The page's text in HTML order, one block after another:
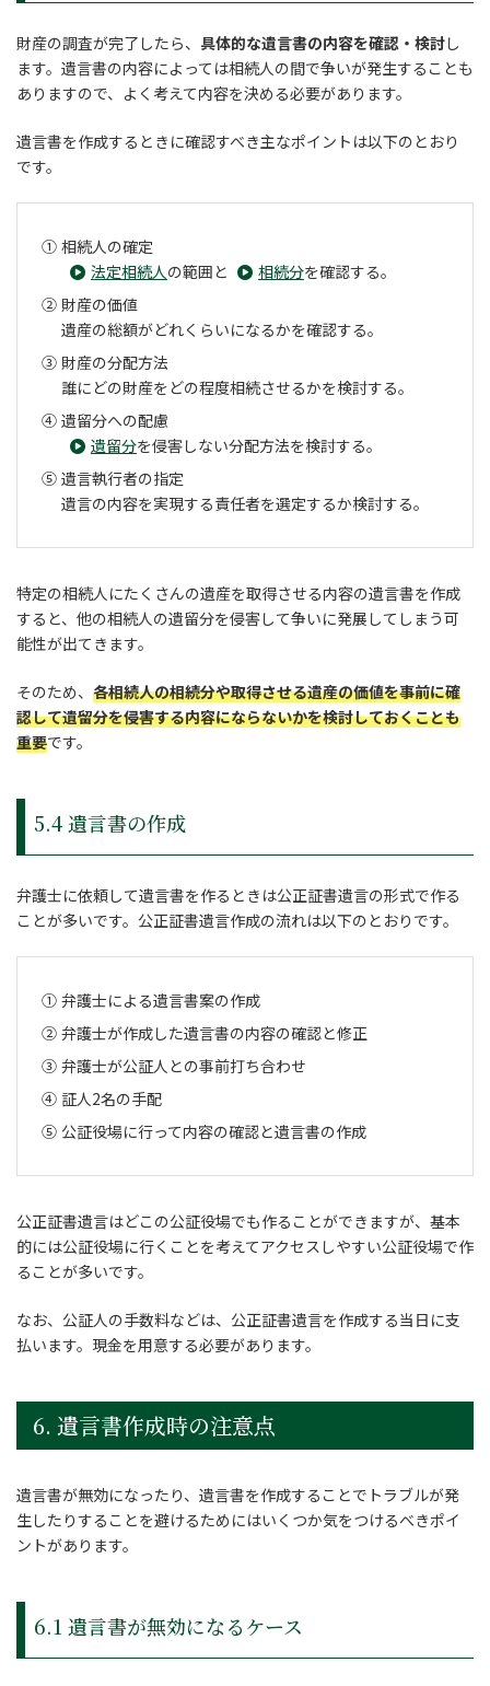
財産の調査が完了したら、 具体的な遺言書の内容を確認・検討し
ます。遺言書の内容によっては相続人の間で争いが発生することも
ありますので、よく考えて内容を決める必要があります。
遺言書を作成するときに確認すべき主なポイントは以下のとおり
です。
相続人の確定
法定相続人の範囲と 相続分を確認する。
財産の価値
遺産の総額がどれくらいになるかを確認する。
財産の分配方法
誰にどの財産をどの程度相続させるかを検討する。
遺留分への配慮
遺留分を侵害しない分配方法を検討する。
遺言執行者の指定
遺言の内容を実現する責任者を選定するか検討する。
特定の相続人にたくさんの遺産を取得させる内容の遺言書を作成
すると、他の相続人の遺留分を侵害して争いに発展してしまう可
能性が出てきます。
そのため、 各相続人の相続分や取得させる遺産の価値を事前に確
認して遺留分を侵害する内容にならないかを検討しておくことも
重要です。
5.4 遺言書の作成
弁護士に依頼して遺言書を作るときは公正証書遺言の形式で作る
ことが多いです。公正証書遺言作成の流れは以下のとおりです。
弁護士による遺言書案の作成
弁護士が作成した遺言書の内容の確認と修正
弁護士が公証人との事前打ち合わせ
証人2名の手配
公証役場に行って内容の確認と遺言書の作成
公正証書遺言はどこの公証役場でも作ることができますが、基本
的には公証役場に行くことを考えてアクセスしやすい公証役場で作
ることが多いです。
なお、公証人の手数料などは、公正証書遺言を作成する当日に支
払います。現金を用意する必要があります。
6. 遺言書作成時の注意点
遺言書が無効になったり、遺言書を作成することでトラブルが発
生したりすることを避けるためにはいくつか気をつけるべきポイ
ントがあります。
6.1 遺言書が無効になるケース